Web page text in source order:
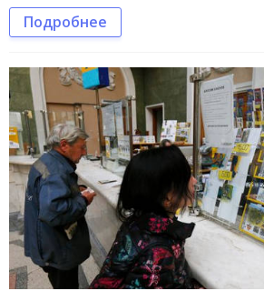
Подробнее